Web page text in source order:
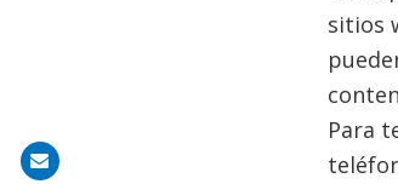
sitios
Para
Share